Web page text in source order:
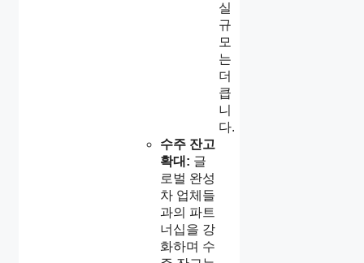
실
규
모
는
더
큽
니
다.
수주 잔고
확대: 글
로벌 완성
차 업체들
과의 파트
너십을 강
화하며 수